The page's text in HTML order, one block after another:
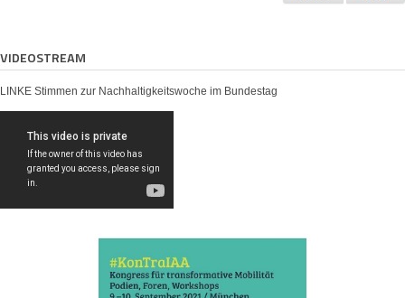
VIDEOSTREAM
LINKE Stimmen zur Nachhaltigkeitswoche im Bundestag